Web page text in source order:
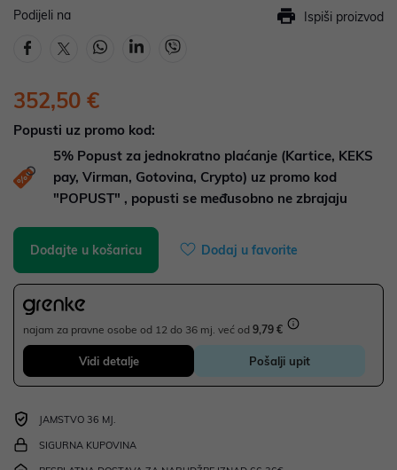
Podijeli na Ispiši proizvod
352,50 €
Popusti uz promo kod:
5% Popust za jednokratno plaćanje (Kartice, KEKS
pay, Virman, Gotovina, Crypto) uz promo kod
"POPUST" , popusti se međusobno ne zbrajaju
Dodajte u košaricu Dodaj u favorite
najam za pravne osobe od 12 do 36 mj. već od 9,79 €
Vidi detalje Pošalji upit
JAMSTVO 36 MJ.
SIGURNA KUPOVINA